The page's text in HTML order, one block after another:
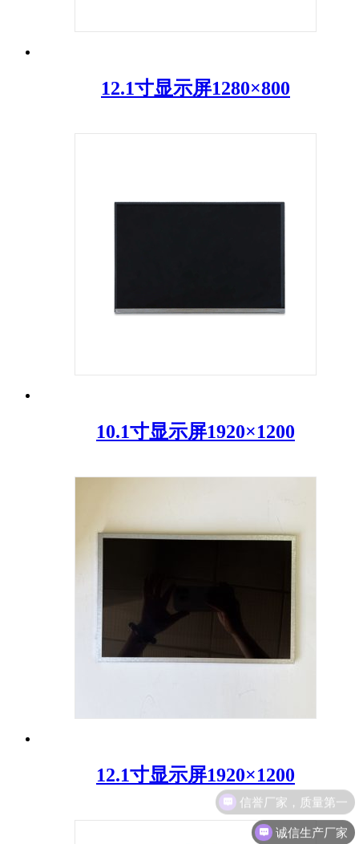
12.1寸显示屏1280×800
10.1寸显示屏1920×1200
12.1寸显示屏1920×1200
诚信生产厂家